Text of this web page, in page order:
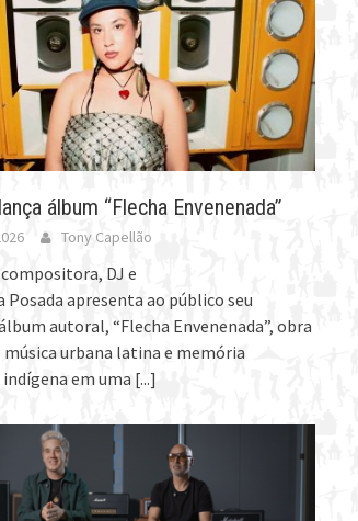
álbum “Flecha Envenenada”
Tony Capellão
DJ e
Posada apresenta ao público seu
autoral, “Flecha Envenenada”, obra
música urbana latina e memória
em uma [...]